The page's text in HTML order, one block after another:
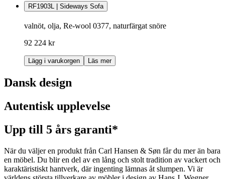
RF1903L | Sideways Sofa
valnöt, olja, Re-wool 0377, naturfärgat snöre
92 224 kr
Lägg i varukorgen Läs mer
Dansk design
Autentisk upplevelse
Upp till 5 års garanti*
När du väljer en produkt från Carl Hansen & Søn får du mer än bara
en möbel. Du blir en del av en lång och stolt tradition av vackert och
karaktäristiskt hantverk, där ingenting lämnas åt slumpen. Vi är